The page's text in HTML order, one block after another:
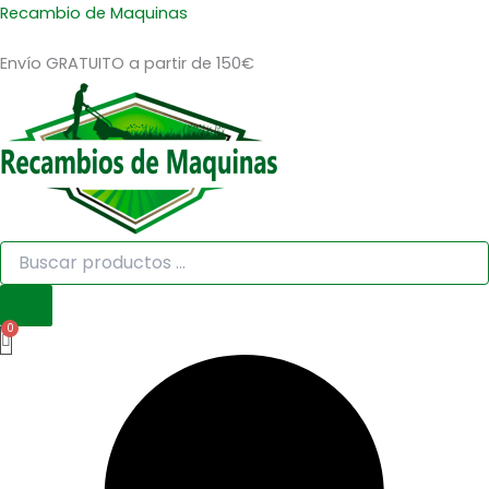
Ir
contenido
Recambio de Maquinas
Envío GRATUITO a partir de 150€
Búsqueda
productos
Búsqueda
productos
ENTRONQUE
BOMBA
LS-
DIAM
24
MM
LARGO
GENERICO